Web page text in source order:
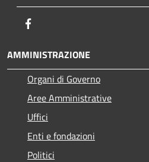
AMMINISTRAZIONE
Organi di Governo
Aree Amministrative
Uffici
Enti e fondazioni
Politici